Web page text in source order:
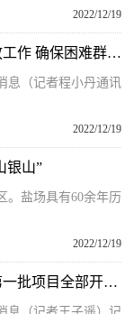
2022/12/19
视焦点讯！东方市积极做好御寒物资发放工作 确保困难群众温暖过冬
息（记者程小丹通讯
2022/12/19
银山”
。盐场具有60余年历
2022/12/19
焦点讯息：海南牵头25个全岛封关运作第一批项目全部开工 总投资约117亿元